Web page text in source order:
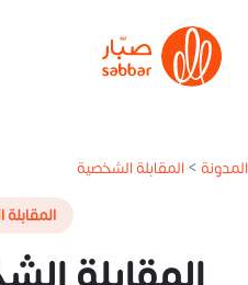
المدونة>المقابلة الشخصية